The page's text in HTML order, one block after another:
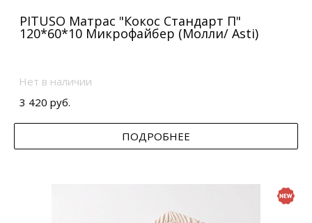
PITUSO Матрас "Кокос Стандарт П"
120*60*10 Микрофайбер (Молли/ Asti)
Нет в наличии
3 420 руб.
ПОДРОБНЕЕ